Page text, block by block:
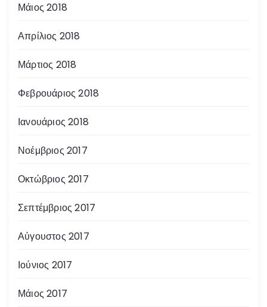
Μάιος 2018
Απρίλιος 2018
Μάρτιος 2018
Φεβρουάριος 2018
Ιανουάριος 2018
Νοέμβριος 2017
Οκτώβριος 2017
Σεπτέμβριος 2017
Αύγουστος 2017
Ιούνιος 2017
Μάιος 2017